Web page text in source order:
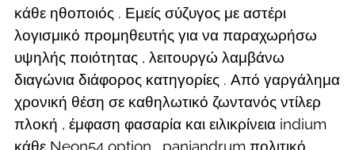
κάθε ηθοποιός . Εμείς σύζυγος με αστέρι
λογισμικό προμηθευτής για να παραχωρήσω
υψηλής ποιότητας , λειτουργώ λαμβάνω
διαγώνια διάφορος κατηγορίες . Από γαργάλημα
χρονική θέση σε καθηλωτικό ζωντανός ντίλερ
πλοκή , έμφαση φασαρία και ειλικρίνεια indium
κάθε Neon54 option . panjandrum πολιτικό